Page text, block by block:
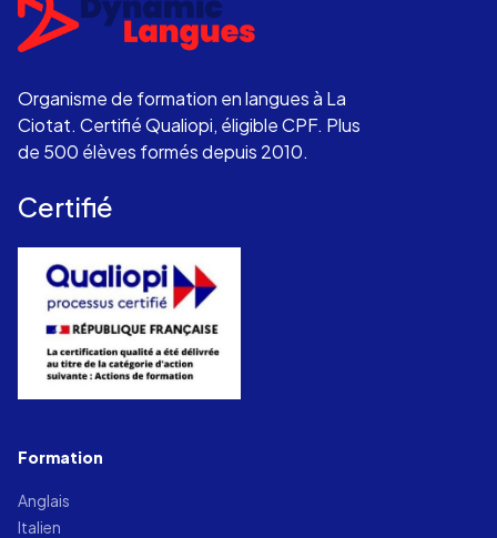
Organisme de formation en langues à La
Ciotat. Certifié Qualiopi, éligible CPF. Plus
de 500 élèves formés depuis 2010.
Certifié
Formation
Anglais
Italien